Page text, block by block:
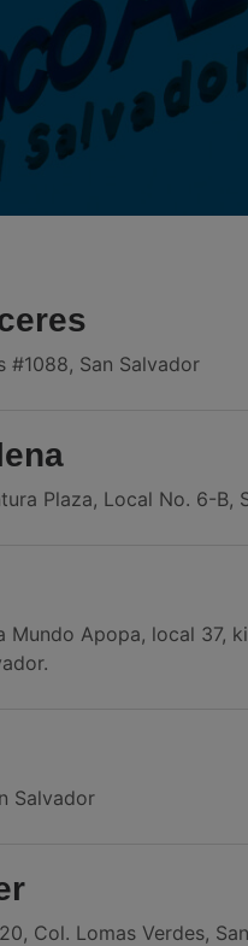
#1088, San Salvador
Plaza, Local No. 6-B,
Mundo Apopa, local 37,
Salvador
Col. Lomas Verdes,